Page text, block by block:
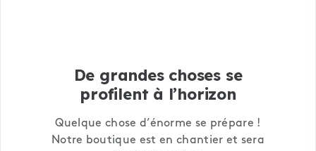
De grandes choses se
profilent à l’horizon
Quelque chose d’énorme se prépare !
Notre boutique est en chantier et sera